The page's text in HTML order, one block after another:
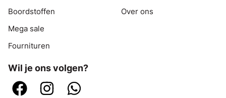
Boordstoffen
Mega sale
Fournituren
Over ons
Wil je ons volgen?